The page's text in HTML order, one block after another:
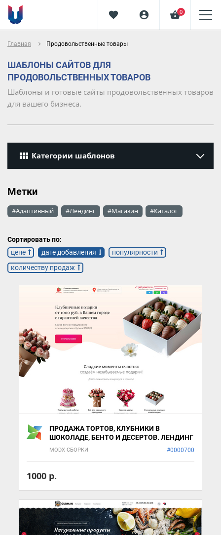
favorite account_circle shopping_basket0
Главная navigate_next Продовольственные товары
ШАБЛОНЫ САЙТОВ ДЛЯ
ПРОДОВОЛЬСТВЕННЫХ ТОВАРОВ
Шаблоны и готовые сайты продовольственных товаров
для вашего бизнеса.
view_module Категории шаблонов
Метки
#Адаптивный #Лендинг #Магазин #Каталог
Сортировать по:
цене
дате добавления
популярности
количеству продаж
ПРОДАЖА ТОРТОВ, КЛУБНИКИ В
ШОКОЛАДЕ, БЕНТО И ДЕСЕРТОВ. ЛЕНДИНГ
ДЛЯ КУЛИНАРА И ПЕКАРЯ.
MODX СБОРКИ #0000700
1000 р.